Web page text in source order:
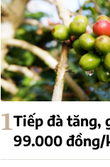
1Tiếp đà tăng,
99.000 đồng/